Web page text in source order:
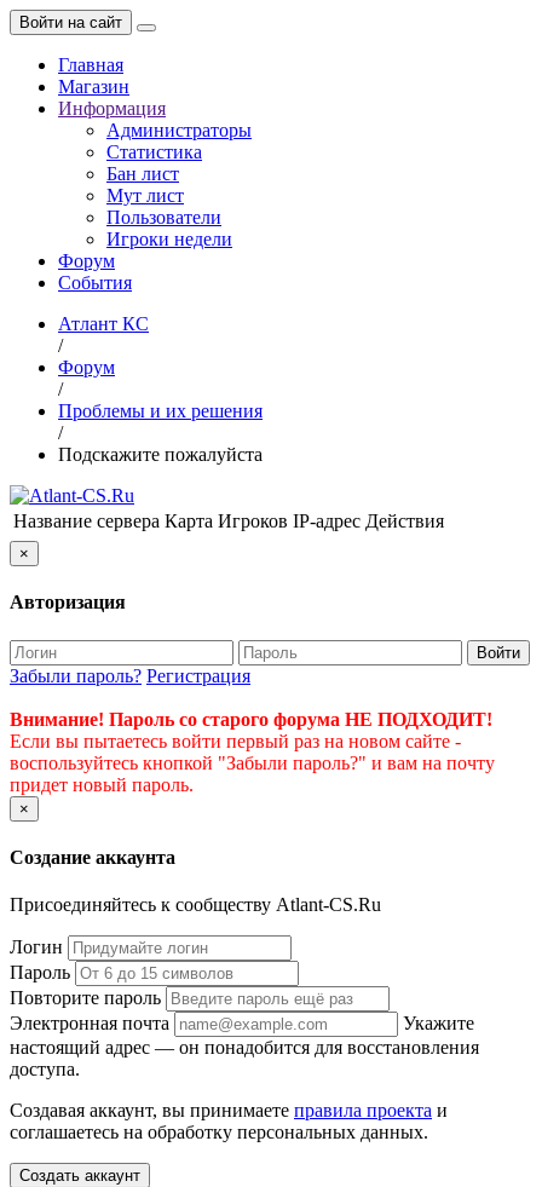
Войти на сайт
Главная
Магазин
Информация
Администраторы
Статистика
Бан лист
Мут лист
Пользователи
Игроки недели
Форум
События
Атлант КС
/
Форум
/
Проблемы и их решения
/
Подскажите пожалуйста
Название сервера Карта Игроков IP-адрес Действия
×
Авторизация
Войти
Забыли пароль? Регистрация
Внимание! Пароль со старого форума НЕ ПОДХОДИТ!
Если вы пытаетесь войти первый раз на новом сайте -
воспользуйтесь кнопкой "Забыли пароль?" и вам на почту
придет новый пароль.
×
Создание аккаунта
Присоединяйтесь к сообществу Atlant-CS.Ru
Логин
Пароль
Повторите пароль
Электронная почта
Укажите
настоящий адрес — он понадобится для восстановления
доступа.
Создавая аккаунт, вы принимаете правила проекта и
соглашаетесь на обработку персональных данных.
Создать аккаунт